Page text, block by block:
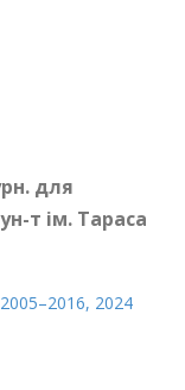
для
т ім. Тараса
2024